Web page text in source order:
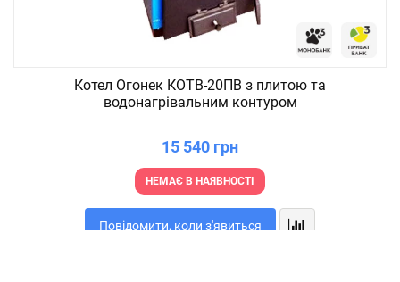
Котел Огонек КОТВ-20ПВ з плитою та
водонагрівальним контуром
15 540 грн
НЕМАЄ В НАЯВНОСТІ
Повідомити, коли з'явиться